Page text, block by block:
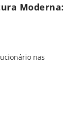
Moderna:
nas